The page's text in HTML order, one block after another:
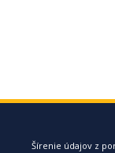
Šírenie údajov z